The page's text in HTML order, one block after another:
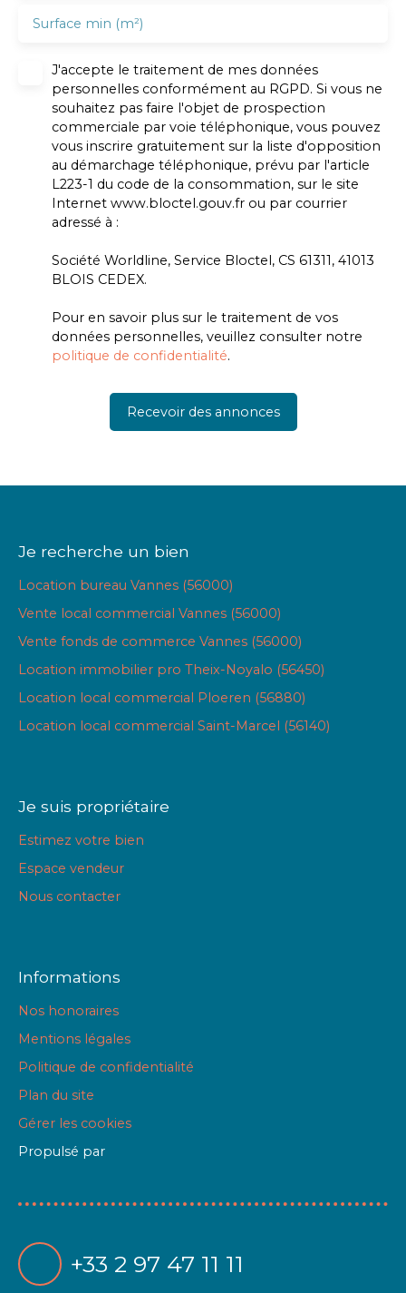
Surface min (m²)
J'accepte le traitement de mes données
personnelles conformément au RGPD. Si vous ne
souhaitez pas faire l'objet de prospection
commerciale par voie téléphonique, vous pouvez
vous inscrire gratuitement sur la liste d'opposition
au démarchage téléphonique, prévu par l'article
L223-1 du code de la consommation, sur le site
Internet www.bloctel.gouv.fr ou par courrier
adressé à :
Société Worldline, Service Bloctel, CS 61311, 41013
BLOIS CEDEX.
Pour en savoir plus sur le traitement de vos
données personnelles, veuillez consulter notre
politique de confidentialité.
Recevoir des annonces
Je recherche un bien
Location bureau Vannes (56000)
Vente local commercial Vannes (56000)
Vente fonds de commerce Vannes (56000)
Location immobilier pro Theix-Noyalo (56450)
Location local commercial Ploeren (56880)
Location local commercial Saint-Marcel (56140)
Je suis propriétaire
Estimez votre bien
Espace vendeur
Nous contacter
Informations
Nos honoraires
Mentions légales
Politique de confidentialité
Plan du site
Gérer les cookies
Propulsé par
+33 2 97 47 11 11